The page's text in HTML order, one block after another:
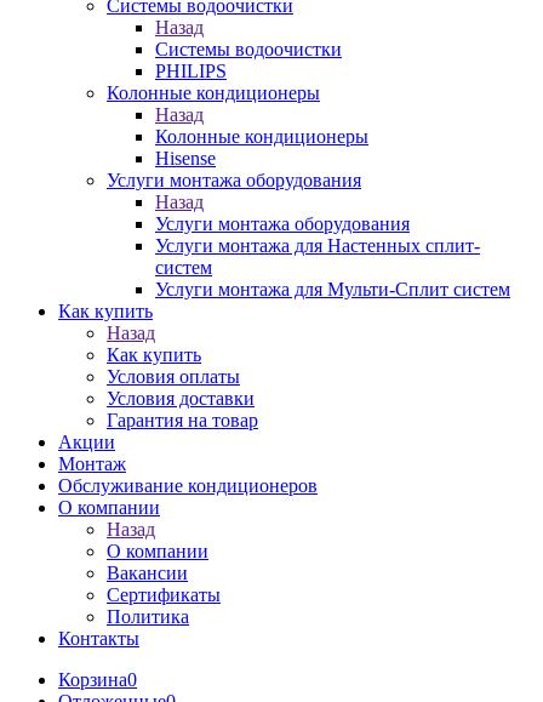
Системы водоочистки
Назад
Системы водоочистки
PHILIPS
Колонные кондиционеры
Назад
Колонные кондиционеры
Hisense
Услуги монтажа оборудования
Назад
Услуги монтажа оборудования
Услуги монтажа для Настенных сплит-
систем
Услуги монтажа для Мульти-Сплит систем
Как купить
Назад
Как купить
Условия оплаты
Условия доставки
Гарантия на товар
Акции
Монтаж
Обслуживание кондиционеров
О компании
Назад
О компании
Вакансии
Сертификаты
Политика
Контакты
Корзина0